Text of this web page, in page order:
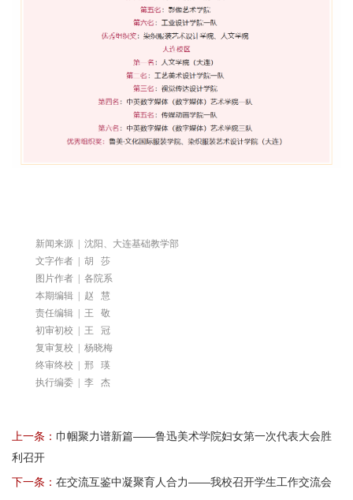
新闻来源 | 沈阳、大连基础教学部
文字作者 | 胡 莎
图片作者 | 各院系
本期编辑 | 赵 慧
责任编辑 | 王 敬
初审初校 | 王 冠
复审复校 | 杨晓梅
终审终校 | 邢 瑛
执行编委 | 李 杰
上一条： 巾帼聚力谱新篇——鲁迅美术学院妇女第一次代表大会胜
利召开
下一条： 在交流互鉴中凝聚育人合力——我校召开学生工作交流会